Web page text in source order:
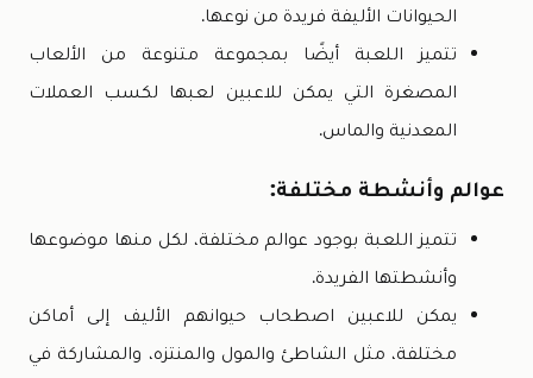
الحيوانات الأليفة فريدة من نوعها.
تتميز اللعبة أيضًا بمجموعة متنوعة من الألعاب
المصغرة التي يمكن للاعبين لعبها لكسب العملات
المعدنية والماس.
عوالم وأنشطة مختلفة:
تتميز اللعبة بوجود عوالم مختلفة، لكل منها موضوعها
وأنشطتها الفريدة.
يمكن للاعبين اصطحاب حيوانهم الأليف إلى أماكن
مختلفة، مثل الشاطئ والمول والمنتزه، والمشاركة في